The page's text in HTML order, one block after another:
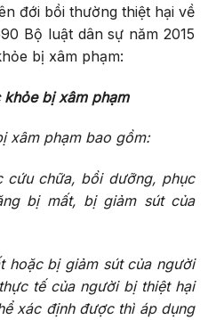
đới bồi thường thiệt hại về
Bộ luật dân sự năm 2015
bị xâm phạm:
bị xâm phạm
xâm phạm bao gồm:
chữa, bồi dưỡng, phục
bị mất, bị giảm sút của
hoặc bị giảm sút của người
tế của người bị thiệt hại
xác định được thì áp dụng